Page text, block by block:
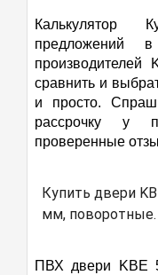
пользоваться
балконной двери
нет т.к. сами же
большое глухое
дверь на ночь
Их не дождёшься
выгодна к вам
Калькулятор
предложений
производителей
сравнить и
и просто.
рассрочку у
проверенные
Купить двери
мм, поворотные.
ПВХ двери KBE